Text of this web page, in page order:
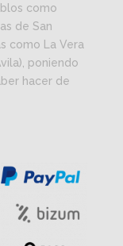
como
de San
como La Vera
poniendo
hacer de